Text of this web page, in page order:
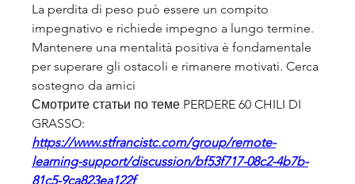
La perdita di peso può essere un compito
impegnativo e richiede impegno a lungo termine.
Mantenere una mentalità positiva è fondamentale
per superare gli ostacoli e rimanere motivati. Cerca
sostegno da amici
Смотрите статьи по теме PERDERE 60 CHILI DI
GRASSO:
https://www.stfrancistc.com/group/remote-
learning-support/discussion/bf53f717-08c2-4b7b-
81c5-9ca823ea122f